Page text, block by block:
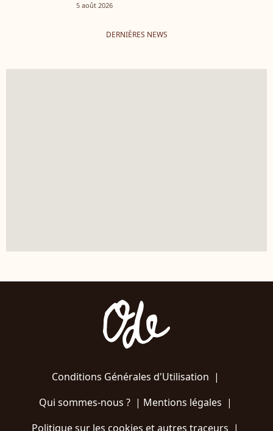
5 août 2026
DERNIÈRES NEWS
Conditions Générales d'Utilisation |
Qui sommes-nous ?| Mentions légales |
Politique sur les cookies et autres traceurs |